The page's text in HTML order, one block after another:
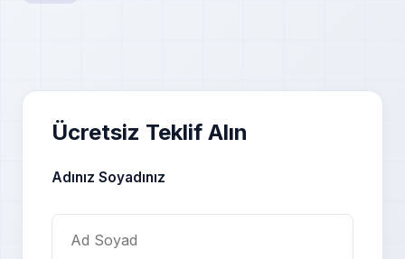
Ücretsiz Teklif Alın
Adınız Soyadınız